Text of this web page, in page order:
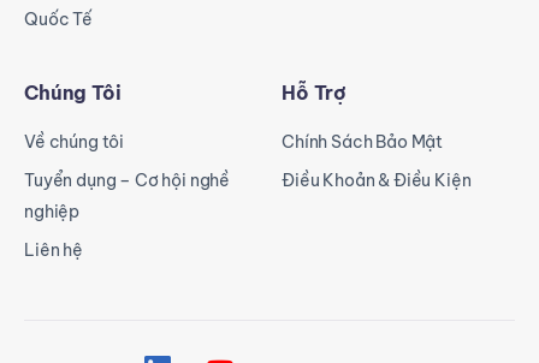
Quốc Tế
Chúng Tôi
Về chúng tôi
Tuyển dụng – Cơ hội nghề
nghiệp
Liên hệ
Hỗ Trợ
Chính Sách Bảo Mật
Điều Khoản & Điều Kiện